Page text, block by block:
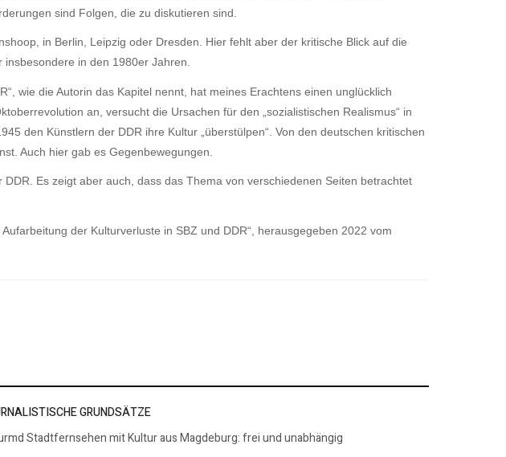
sind Folgen, die zu diskutieren sind.
in Berlin, Leipzig oder Dresden. Hier fehlt aber der kritische Blick auf die
in den 1980er Jahren.
wie die Autorin das Kapitel nennt, hat meines Erachtens einen unglücklich
an, versucht die Ursachen für den „sozialistischen Realismus“ in
den Künstlern der DDR ihre Kultur „überstülpen“. Von den deutschen kritischen
Auch hier gab es Gegenbewegungen.
Es zeigt aber auch, dass das Thema von verschiedenen Seiten betrachtet
der Kulturverluste in SBZ und DDR“, herausgegeben 2022 vom
GRUNDSÄTZE
Stadtfernsehen mit Kultur aus Magdeburg: frei und unabhängig